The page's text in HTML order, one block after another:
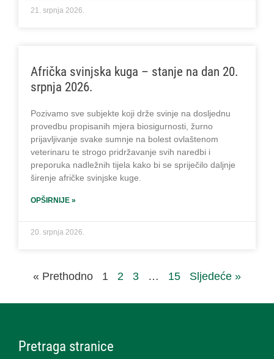
21. srpnja 2026.
Afrička svinjska kuga – stanje na dan 20.
srpnja 2026.
Pozivamo sve subjekte koji drže svinje na dosljednu
provedbu propisanih mjera biosigurnosti, žurno
prijavljivanje svake sumnje na bolest ovlaštenom
veterinaru te strogo pridržavanje svih naredbi i
preporuka nadležnih tijela kako bi se spriječilo daljnje
širenje afričke svinjske kuge.
OPŠIRNIJE »
20. srpnja 2026.
« Prethodno 1 2 3 … 15 Sljedeće »
Pretraga stranice